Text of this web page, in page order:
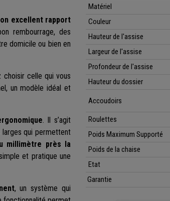
excellent rapport
rembourrage, des
domicile ou bien en
choisir celle qui vous
un modèle idéal et
. Il s’agit
larges qui permettent
millimètre près la
et pratique une
, un système qui
Matériel
Couleur
Hauteur de l'assise
Largeur de l'assise
Profondeur de l'assise
Hauteur du dossier
Accoudoirs
Roulettes
Poids Maximum Supporté
Poids de la chaise
Etat
Garantie